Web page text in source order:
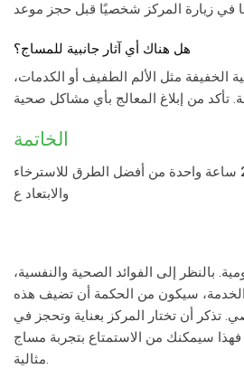
هل هناك أي آثار جانبية للمساج؟
الخفيفة مثل الألم الطفيف أو الكدمات،
الخاتمة
واحدة من أفضل الطرق للاسترخاء
والابتعاد ع
بالنظر إلى الفوائد الصحية والنفسية،
الخدمة، سيكون من الحكمة أن تضيف هذه
تذكر أن تختار المركز بعناية وتحجز في
فهذا سيمكنك من الاستمتاع بتجربة مساج
مثالية.